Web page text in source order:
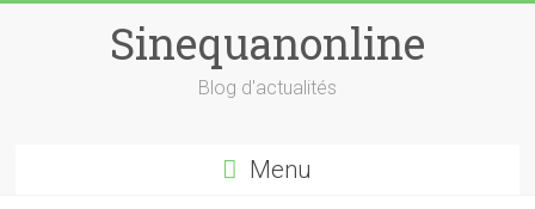
Sinequanonline
Blog d'actualités
Menu